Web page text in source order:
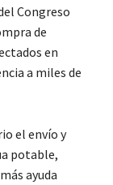
Congreso
de
en
a miles de
el envío y
potable,
ayuda